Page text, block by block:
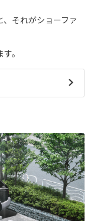
それがショーファ
。